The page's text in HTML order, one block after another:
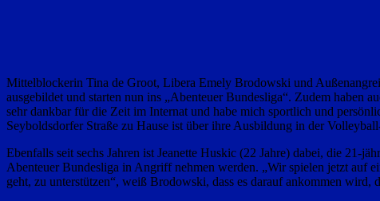
Mittelblockerin Tina de Groot, Libera Emely Brodowski und
ausgebildet und starten nun ins „Abenteuer Bundesliga“. Zudem
sehr dankbar für die Zeit im Internat und habe mich sportlich und
Seyboldsdorfer Straße zu Hause ist über ihre Ausbildung in der
Ebenfalls seit sechs Jahren ist Jeanette Huskic (22 Jahre) dabei, die 21-
Abenteuer Bundesliga in Angriff nehmen werden. „Wir spielen jetzt auf
geht, zu unterstützen“, weiß Brodowski, dass es darauf ankommen wird,